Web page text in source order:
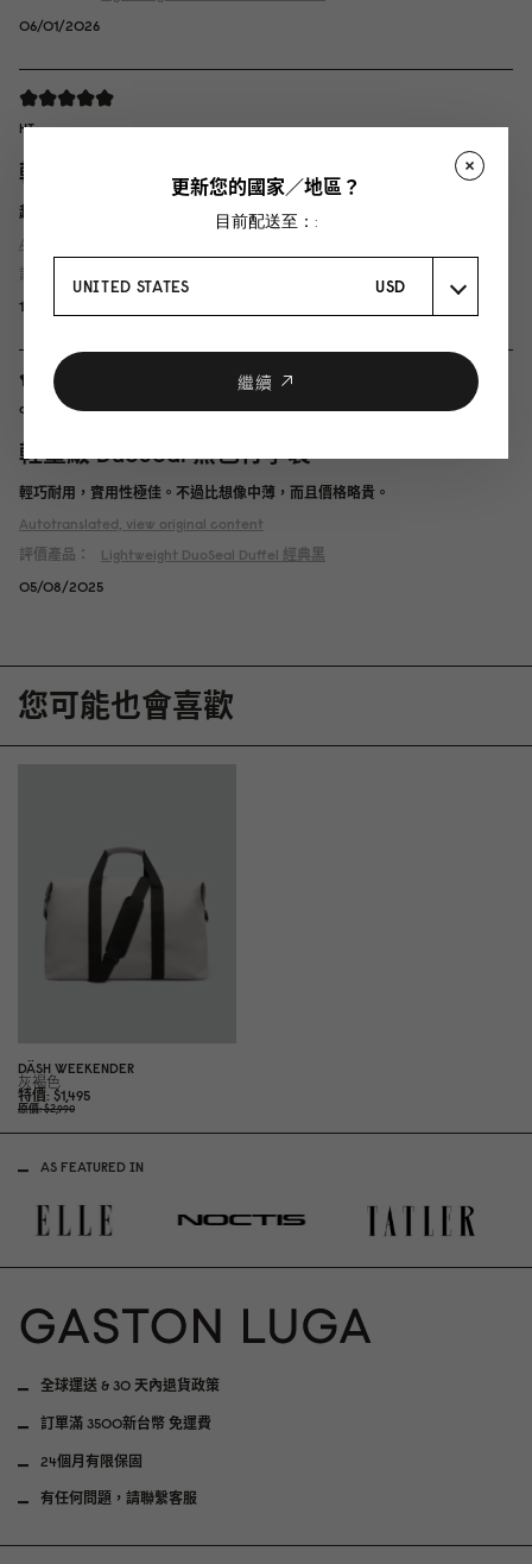
06/01/2026
HT
輕量級 DuoSeal 黑色行李袋
超輕、優質、時尚的旅行包
Autotranslated, view original content
評價產品：
19/07/2025
aobana
輕量級 DuoSeal 黑色行李袋
輕巧耐用，實用性極佳。不過比想像中薄，而且價格略貴。
Autotranslated, view original content
評價產品：
Lightweight DuoSeal Duffel 經典黑
05/08/2025
您可能也會喜歡
DÄSH WEEKENDER
灰褐色
特價 $1,495
原價 $2,990
AS FEATURED IN
全球運送 & 30 天內退貨政策
訂單滿 3500新台幣 免運費
24個月有限保固
有任何問題，請聯繫客服
更新您的國家／地區？
目前配送至：:
UNITED STATES USD
繼續